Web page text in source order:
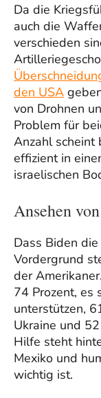
Da die
auch die
verschieden
den USA
von Drohnen
Problem für
Anzahl scheint
effizient in
israelischen
Ansehen
Dass Biden
Vordergrund
der
74 Prozent, es
unterstützen,
Ukraine und
Hilfe steht
Mexiko und
wichtig ist.